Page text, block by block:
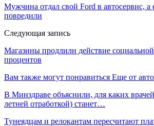
Мужчина отдал свой Ford в автосервис, а
повредили
Следующая запись
Магазины продлили действие
процентов
Вам также могут понравиться Еще от
В Минздраве объяснили, для каких
летней отработкой) станет…
Тунеядцам и релокантам пересчитают